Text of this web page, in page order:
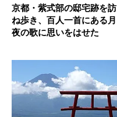
京都・紫式部の邸宅跡を訪
ね歩き、百人一首にある月
夜の歌に思いをはせた